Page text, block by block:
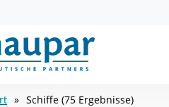
Schiffe (75 Ergebnisse)